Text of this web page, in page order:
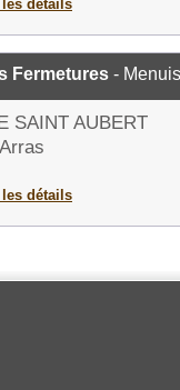
détails
Fermetures -
SAINT AUBERT
détails